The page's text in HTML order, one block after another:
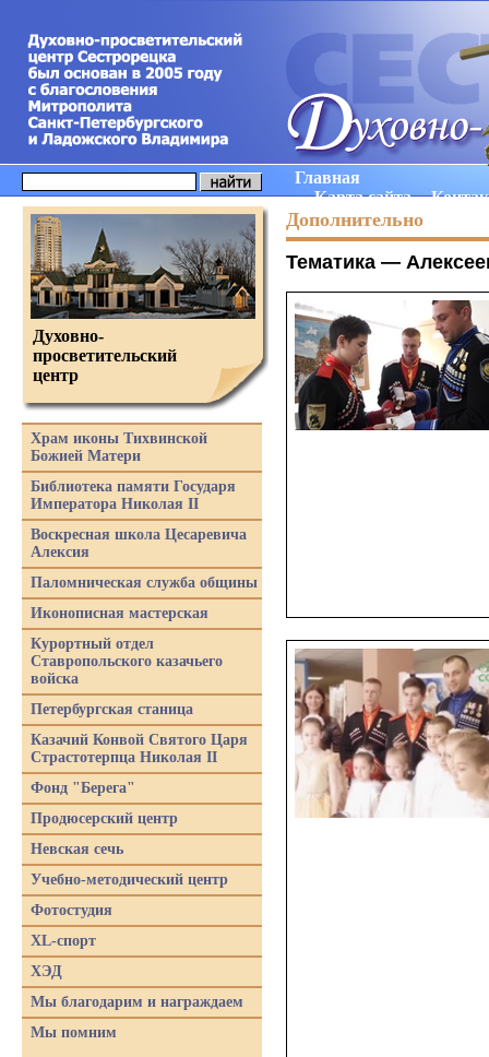
Главная
Карта сайта
Дополнительно
Тематика —
Духовно-
просветительский
центр
Храм иконы Тихвинской
Божией Матери
Библиотека памяти Государя
Императора Николая II
Воскресная школа Цесаревича
Алексия
Паломническая служба общины
Иконописная мастерская
Курортный отдел
Ставропольского казачьего
войска
Петербургская станица
Казачий Конвой Святого Царя
Страстотерпца Николая II
Фонд "Берега"
Продюсерский центр
Невская сечь
Учебно-методический центр
Фотостудия
XL-спорт
ХЭД
Мы благодарим и награждаем
Мы помним